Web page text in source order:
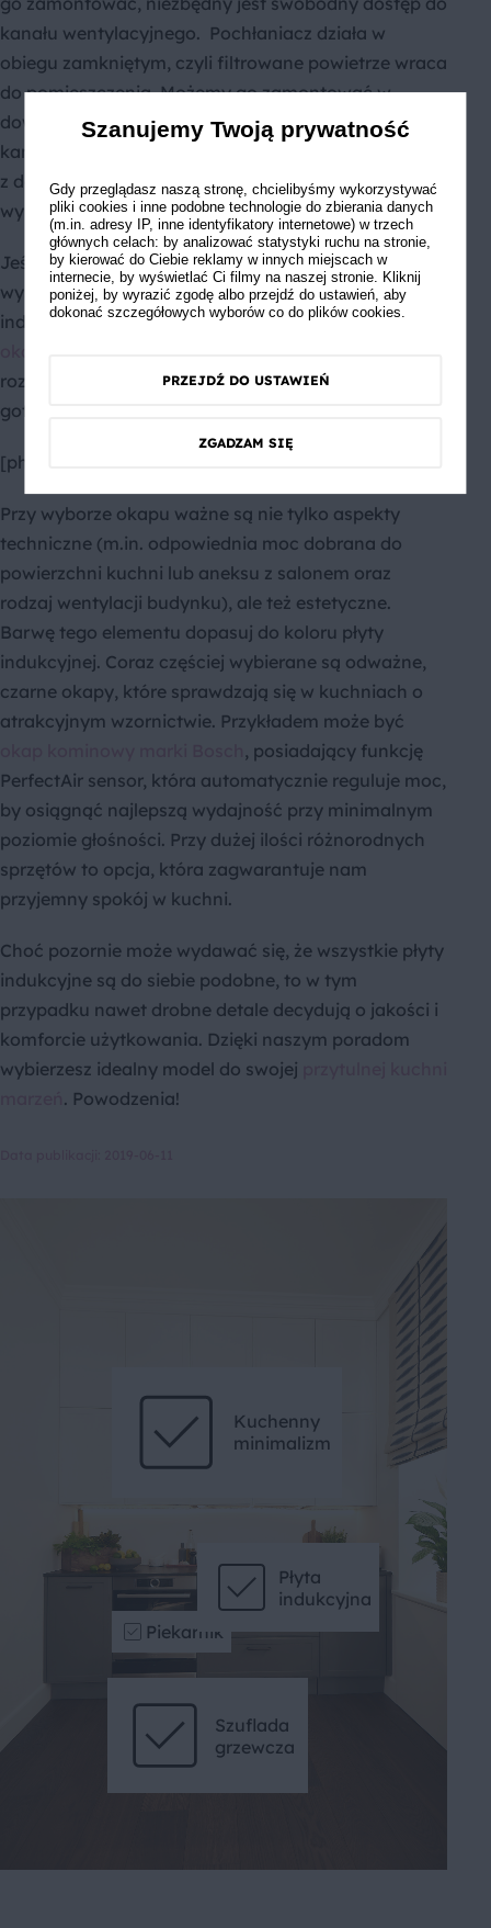
kanału wentylacyjnego. Pochłaniacz działa w
obiegu zamkniętym, czyli filtrowane powietrze wraca
do pomieszczenia. Możemy go zamontować w
dowolnym miejscu, bez konieczności dostępu do
kanału wentylacyjnego. Jego użytkowanie wiąże się
z dodatkowymi kosztami, związanymi z
wymienianiem filtra.
Jeśli w Twojejkuchni otwartejzdecydujesz się na
wyspę kuchenną, w którą wmontowana jest płyta
indukcyjna, pamiętaj, że musisz umieścić nad nią
rozwiązanie sprawia, że intensywne zapachy
gotowania nie roznoszą się po całym domu.
[photo id="606"]
Przy wyborze okapu ważne są nie tylko aspekty
techniczne (m.in. odpowiednia moc dobrana do
powierzchni kuchni lub aneksu z salonem oraz
rodzaj wentylacji budynku), ale też estetyczne.
Barwę tego elementu dopasuj do koloru płyty
indukcyjnej. Coraz częściej wybierane są odważne,
czarne okapy, które sprawdzają się w kuchniach o
atrakcyjnym wzornictwie. Przykładem może być
, posiadający funkcję
PerfectAir sensor, która automatycznie reguluje moc,
by osiągnąć najlepszą wydajność przy minimalnym
poziomie głośności. Przy dużej ilości różnorodnych
sprzętów to opcja, która zagwarantuje nam
przyjemny spokój w kuchni.
Choć pozornie może wydawać się, że wszystkie płyty
indukcyjne są do siebie podobne, to w tym
przypadku nawet drobne detale decydują o jakości i
komforcie użytkowania. Dzięki naszym poradom
wybierzesz idealny model do swojej
. Powodzenia!
Kuchenny
minimalizm
Piekarnik
Płyta
indukcyjna
Szuflada
grzewcza
Szanujemy Twoją prywatność
Gdy przeglądasz naszą stronę, chcielibyśmy wykorzystywać
pliki cookies i inne podobne technologie do zbierania danych
(m.in. adresy IP, inne identyfikatory internetowe) w trzech
głównych celach: by analizować statystyki ruchu na stronie,
by kierować do Ciebie reklamy w innych miejscach w
internecie, by wyświetlać Ci filmy na naszej stronie. Kliknij
poniżej, by wyrazić zgodę albo przejdź do ustawień, aby
dokonać szczegółowych wyborów co do plików cookies.
PRZEJDŹ DO USTAWIEŃ
ZGADZAM SIĘ